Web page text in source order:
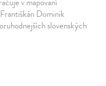
Dominik
slovenských